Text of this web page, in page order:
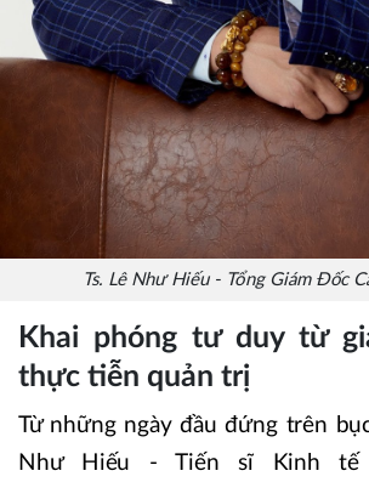
Ts. Lê Như Hiếu - Tổng Giám Đốc
Khai phóng tư duy từ
thực tiễn quản trị
Từ những ngày đầu đứng trên
Như Hiếu - Tiến sĩ Kinh tế